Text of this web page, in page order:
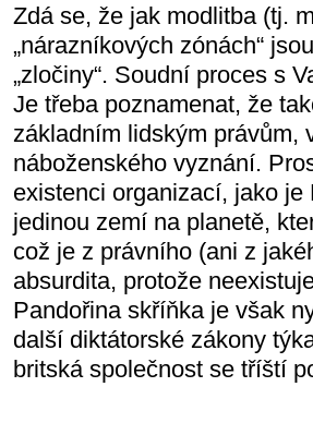
Zdá se, že jak modlitba (tj.
„nárazníkových zónách“
„zločiny“. Soudní proces s
Je třeba poznamenat, že
základním lidským právům,
náboženského vyznání.
existenci organizací, jako
jedinou zemí na planetě,
což je z právního (ani z
absurdita, protože
Pandořina skříňka je však
další diktátorské zákony
britská společnost se tříští